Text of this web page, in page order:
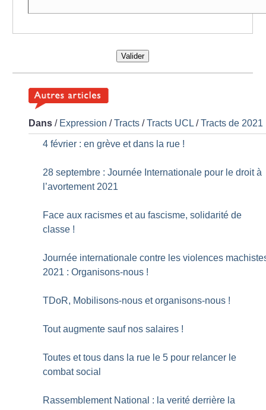
Valider
Dans / Expression /Tracts /Tracts UCL /Tracts de 2021
4 février : en grève et dans la rue !
28 septembre : Journée Internationale pour le droit à
l’avortement 2021
Face aux racismes et au fascisme, solidarité de
classe !
Journée internationale contre les violences
2021 : Organisons-nous !
TDoR, Mobilisons-nous et organisons-nous !
Tout augmente sauf nos salaires !
Toutes et tous dans la rue le 5 pour relancer le
combat social
Rassemblement National : la verité derrière la